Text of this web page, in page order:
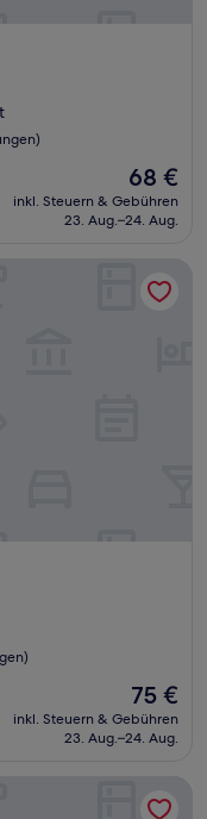
Der
Preis
beträgt
68 €
inkl. Steuern & Gebühren
23. Aug.–24. Aug.
Der
Preis
beträgt
75 €
inkl. Steuern & Gebühren
23. Aug.–24. Aug.